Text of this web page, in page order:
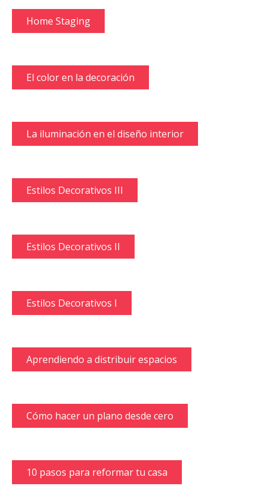
Home Staging
El color en la decoración
La iluminación en el diseño interior
Estilos Decorativos III
Estilos Decorativos II
Estilos Decorativos I
Aprendiendo a distribuir espacios
Cómo hacer un plano desde cero
10 pasos para reformar tu casa